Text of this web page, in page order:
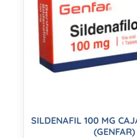
SILDENAFIL 100 MG
(GENFAR)